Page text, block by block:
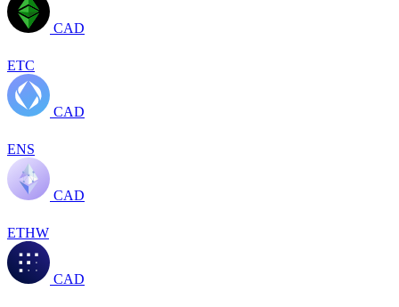
CAD
ETC
CAD
ENS
CAD
ETHW
CAD